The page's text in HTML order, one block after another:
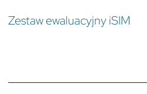
Zestaw ewaluacyjny iSIM